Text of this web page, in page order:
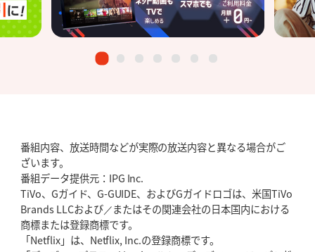
番組内容、放送時間などが実際の放送内容と異なる場合がご
ざいます。
番組データ提供元：IPG Inc.
TiVo、Gガイド、G-GUIDE、およびGガイドロゴは、米国TiVo
Brands LLCおよび／またはその関連会社の日本国内における
商標または登録商標です。
「Netflix」は、Netflix, Inc.の登録商標です。